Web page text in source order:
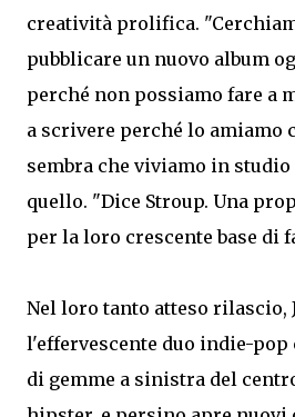
creatività prolifica.
pubblicare un nuovo album
perché non possiamo fare a
a scrivere perché lo amiamo
sembra che viviamo in studio
quello. "Dice Stroup. Una
per la loro crescente base di
Nel loro tanto atteso rilascio,
l'effervescente duo indie-pop
di gemme a sinistra del